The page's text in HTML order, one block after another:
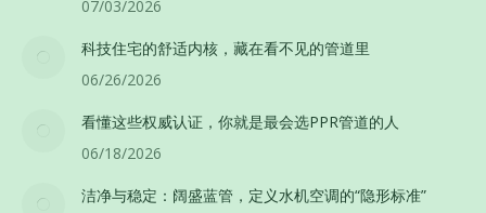
07/03/2026
科技住宅的舒适内核，藏在看不见的管道里
06/26/2026
看懂这些权威认证，你就是最会选PPR管道的人
06/18/2026
洁净与稳定：阔盛蓝管，定义水机空调的“隐形标准”